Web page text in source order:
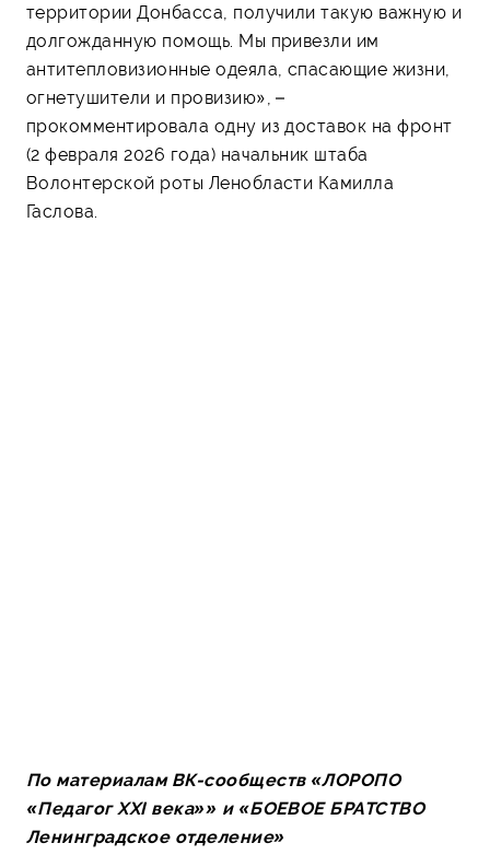
территории Донбасса, получили такую важную и
долгожданную помощь. Мы привезли им
антитепловизионные одеяла, спасающие жизни,
огнетушители и провизию», –
прокомментировала одну из доставок на фронт
(2 февраля 2026 года) начальник штаба
Волонтерской роты Ленобласти Камилла
Гаслова.
По материалам ВК-сообществ «ЛОРОПО
«Педагог ХХI века»» и «БОЕВОЕ БРАТСТВО
Ленинградское отделение»